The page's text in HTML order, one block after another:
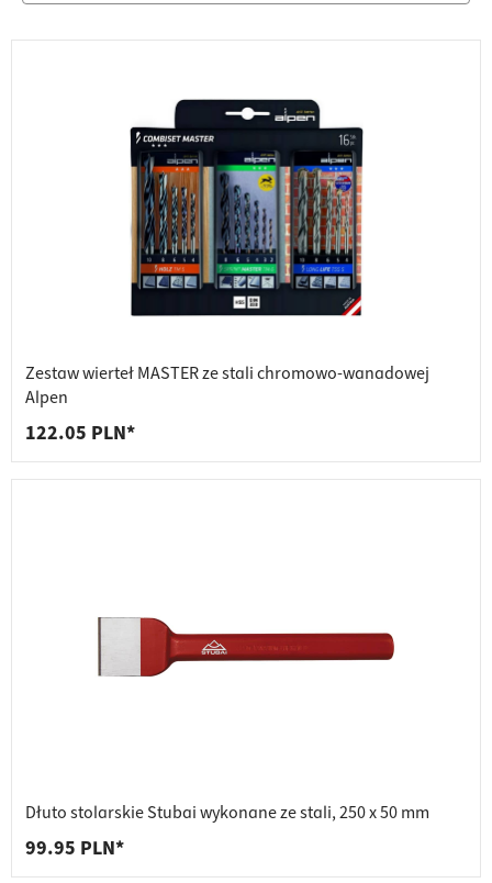
Zestaw wierteł MASTER ze stali chromowo-wanadowej
Alpen
122.05 PLN*
Dłuto stolarskie Stubai wykonane ze stali, 250 x 50 mm
99.95 PLN*